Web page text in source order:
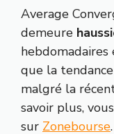
Average
demeure
que la
malgré la
savoir plus,
sur Zonebourse.